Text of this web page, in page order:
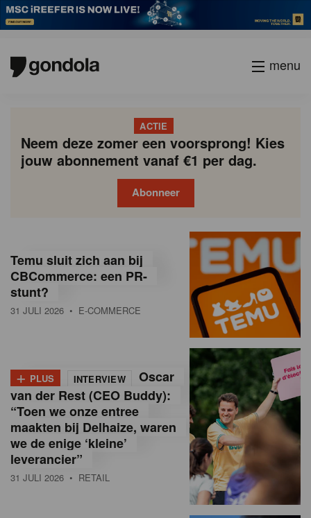
menu
ACTIE
Neem deze zomer een voorsprong! Kies
jouw abonnement vanaf €1 per dag.
Abonneer
o
n
d
a
M
a
g
a
Temu sluit zich aan bij
CBCommerce: een PR-
stunt?
31 JULI 2026 • E-COMMERCE
+ PLUS INTERVIEW
Oscar
van der Rest (CEO Buddy):
“Toen we onze entree
maakten bij Delhaize, waren
we de enige ‘kleine’
leverancier”
31 JULI 2026 • RETAIL